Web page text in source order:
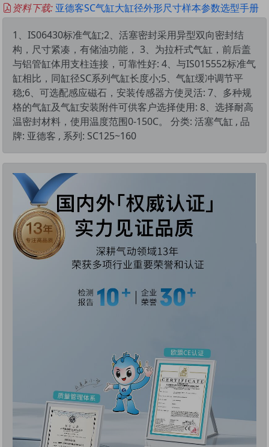
资料下载: 亚德客SC气缸大缸径外形尺寸样本参数选型手册
1、IS06430标准气缸;2、活塞密封采用异型双向密封结
构，尺寸紧凑，有储油功能， 3、为拉杆式气缸，前后盖
与铝管缸体用支柱连接，可靠性好: 4、与IS015552标准气
缸相比，同缸径SC系列气缸长度小;5、气缸缓冲调节平
稳;6、可选配感应磁石，安装传感器方使灵活: 7、多种规
格的气缸及气缸安装附件可供客户选择使用: 8、选择耐高
温密封材料，使用温度范围0-150C。 分类: 活塞气缸 , 品
牌: 亚德客 , 系列: SC125~160